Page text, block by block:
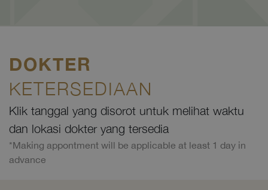
DOKTER
KETERSEDIAAN
Klik tanggal yang disorot untuk melihat waktu
dan lokasi dokter yang tersedia
*Making appontment will be applicable at least 1 day in
advance